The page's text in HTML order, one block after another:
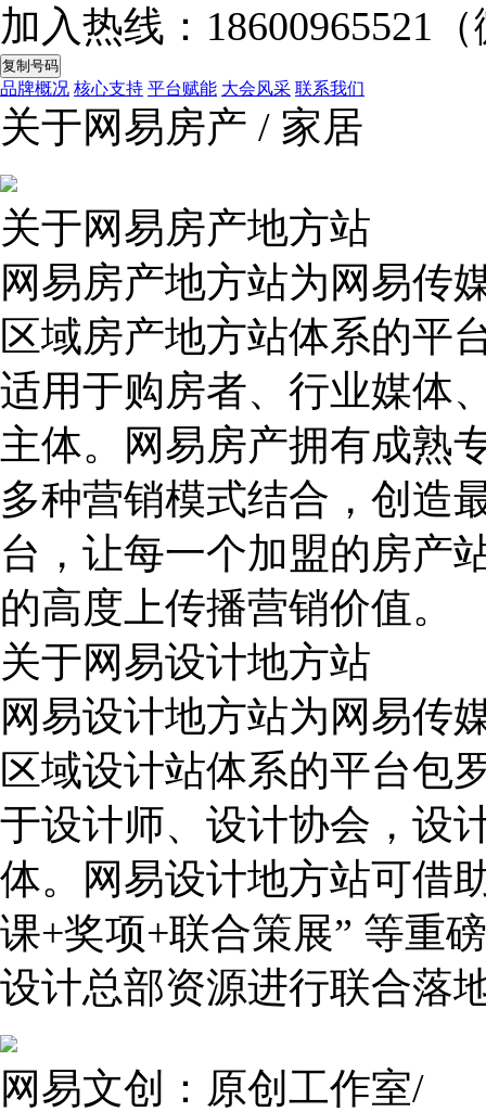
加入热线： 18600965521
复制号码
品牌概况 核心支持 平台赋能 大会风采 联系我们
关于网易房产 / 家居
关于网易房产地方站
网易房产地方站为网易传
区域房产地方站体系的平
适用于购房者、行业媒体
主体。网易房产拥有成熟
多种营销模式结合，创造
台，让每一个加盟的房产
的高度上传播营销价值。
关于网易设计地方站
网易设计地方站为网易传
区域设计站体系的平台包
于设计师、设计协会，设
体。网易设计地方站可借
课+奖项+联合策展” 等重
设计总部资源进行联合落
网易文创：原创工作室/